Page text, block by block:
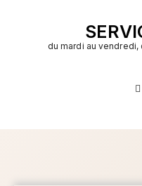
du mardi au vendredi,